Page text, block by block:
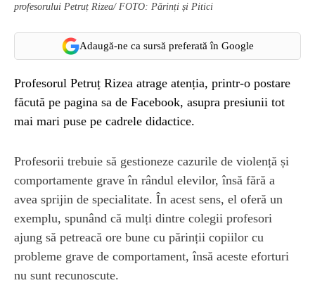
profesorului Petruț Rizea/ FOTO: Părinți și Pitici
Adaugă-ne ca sursă preferată în Google
Profesorul Petruț Rizea atrage atenția, printr-o postare
făcută pe pagina sa de Facebook, asupra presiunii tot
mai mari puse pe cadrele didactice.
Profesorii trebuie să gestioneze cazurile de violență și
comportamente grave în rândul elevilor, însă fără a
avea sprijin de specialitate. În acest sens, el oferă un
exemplu, spunând că mulți dintre colegii profesori
ajung să petreacă ore bune cu părinții copiilor cu
probleme grave de comportament, însă aceste eforturi
nu sunt recunoscute.